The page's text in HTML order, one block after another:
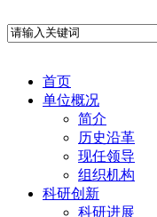
首页
单位概况
简介
历史沿革
现任领导
组织机构
科研创新
科研进展